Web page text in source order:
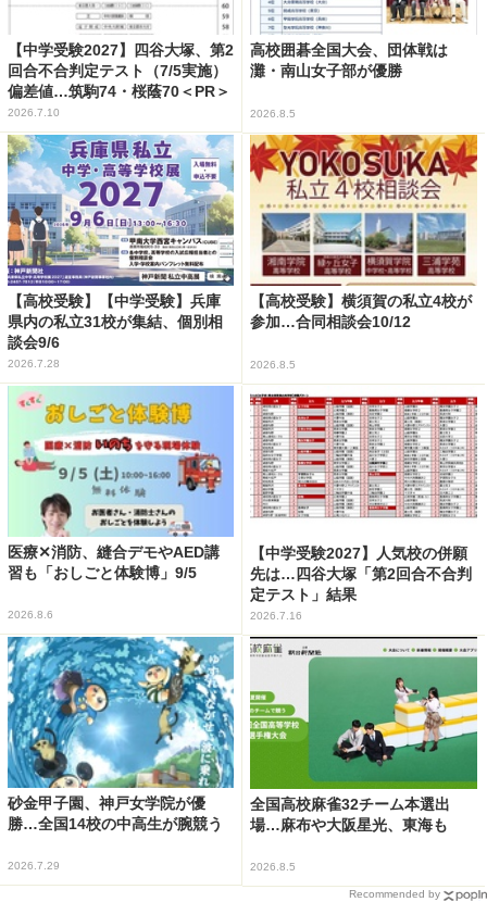
【中学受験2027】四谷大塚、第2
回合不合判定テスト（7/5実施）
偏差値…筑駒74・桜蔭70＜PR＞
2026.7.10
高校囲碁全国大会、団体戦は
灘・南山女子部が優勝
2026.8.5
【高校受験】【中学受験】兵庫
県内の私立31校が集結、個別相
談会9/6
2026.7.28
【高校受験】横須賀の私立4校が
参加…合同相談会10/12
2026.8.5
医療✕消防、縫合デモやAED講
習も「おしごと体験博」9/5
2026.8.6
【中学受験2027】人気校の併願
先は…四谷大塚「第2回合不合判
定テスト」結果
2026.7.16
砂金甲子園、神戸女学院が優
勝…全国14校の中高生が腕競う
2026.7.29
全国高校麻雀32チーム本選出
場…麻布や大阪星光、東海も
2026.8.5
Recommended by